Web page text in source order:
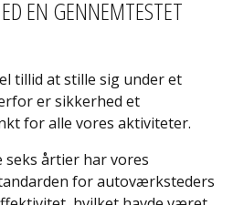
EN GENNEMTESTET
tillid at stille sig under et
er sikkerhed et
for alle vores aktiviteter.
seks årtier har vores
for autoværksteders